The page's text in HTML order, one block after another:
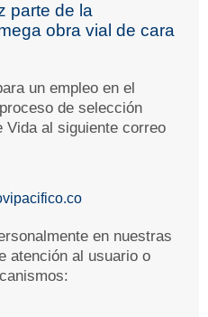
parte de la
obra vial de cara
un empleo en el
de selección
Vida al siguiente correo
en nuestras
atención al usuario o